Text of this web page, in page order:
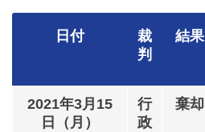
日付
裁
判
結果
2021年3月15
日（月）
行
政
棄却